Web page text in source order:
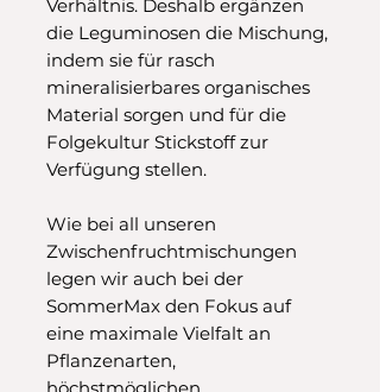
Verhältnis. Deshalb ergänzen
die Leguminosen die Mischung,
indem sie für rasch
mineralisierbares organisches
Material sorgen und für die
Folgekultur Stickstoff zur
Verfügung stellen.
Wie bei all unseren
Zwischenfruchtmischungen
legen wir auch bei der
SommerMax den Fokus auf
eine maximale Vielfalt an
Pflanzenarten,